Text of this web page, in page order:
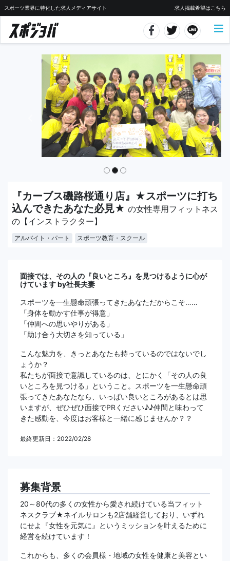
スポーツ業界に特化した求人メディアサイト 求人掲載希望はこちら
『カーブス磯路桜通り店』★スポーツに打ち
込んできたあなた必見★ の女性専用フィットネス
の【インストラクター】
アルバイト・パート スポーツ教育・スクール
面接では、その人の『良いところ』を見つけるように心が
けています by社長夫妻
スポーツを一生懸命頑張ってきたあなただからこそ……
「身体を動かす仕事が得意」
「仲間への思いやりがある」
「助け合う大切さを知っている」
こんな魅力を、きっとあなたも持っているのではないでし
ょうか？
私たちが面接で意識しているのは、とにかく「その人の良
いところを見つける」ということ。スポーツを一生懸命頑
張ってきたあなたなら、いっぱい良いところがあるとは思
いますが、ぜひぜひ面接でPRください♪♪仲間と味わって
きた感動を、今度はお客様と一緒に感じませんか？？
最終更新日：2022/02/28
募集背景
20～80代の多くの女性から愛され続けている当フィット
ネスクラブ★ネイルサロンも2店舗経営しており、いずれ
にせよ『女性を元気に』というミッションを叶えるために
経営を続けています！
これからも、多くの会員様・地域の女性を健康と美容とい